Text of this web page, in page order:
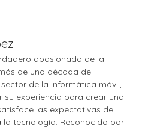
apasionado de la
de una década de
de la informática móvil,
su experiencia para crear una
las expectativas de
la tecnología. Reconocido por